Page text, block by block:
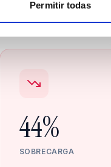
Permitir todas
44%
SOBRECARGA